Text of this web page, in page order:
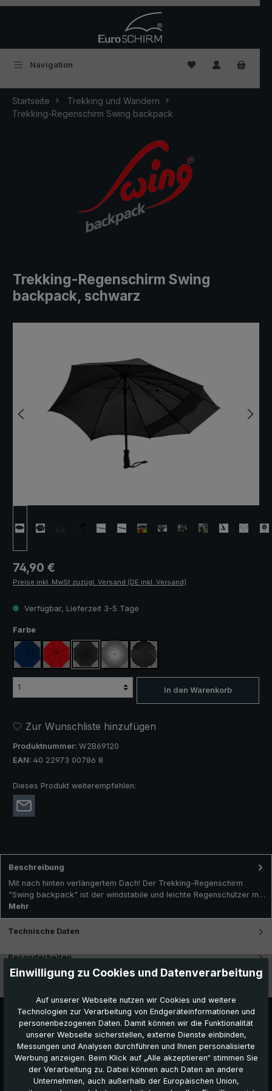
Navigation Du hast 0
Startseite
Trekking und Wandern
Trekking-Regenschirm Swing backpack
Trekking-Regenschirm Swing
backpack, schwarz
Regulärer Preis:
74,90 €
Preise inkl. MwSt zuzügl. Versand (DE inkl. Versand)
Verfügbar, Lieferzeit 3-5 Tage
Farbeauswählen
marineblau
rot schwarzsilber, UV-Schutz 50+
schwarz, mit Reflektoren
In den Warenkorb
Zur Wunschliste hinzufügen
Produktnummer: W2B69120
EAN: 40 22973 00786 8
Dieses Produkt weiterempfehlen:
Beschreibung
Mit nach hinten verlängertem Dach! Der Trekking-Regenschirm
"Swing backpack" ist der windstabile und leichte Regenschützer m…
Mehr
Technische Daten
Besonderheiten
Einwilligung zu Cookies und Datenverarbeitung
Auf unserer Webseite nutzen wir Cookies und weitere
Technologien zur Verarbeitung von Endgeräteinformationen und
personenbezogenen Daten. Damit können wir die Funktionalität
unserer Webseite sicherstellen, externe Dienste einbinden,
Messungen und Analysen durchführen und Ihnen personalisierte
Werbung anzeigen. Beim Klick auf „Alle akzeptieren“ stimmen Sie
der Verarbeitung zu. Dabei können auch Daten an andere
Unternehmen, auch außerhalb der Europäischen Union,